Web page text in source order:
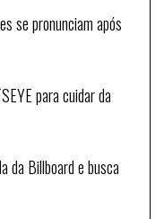
se pronunciam após
para cuidar da
da Billboard e busca